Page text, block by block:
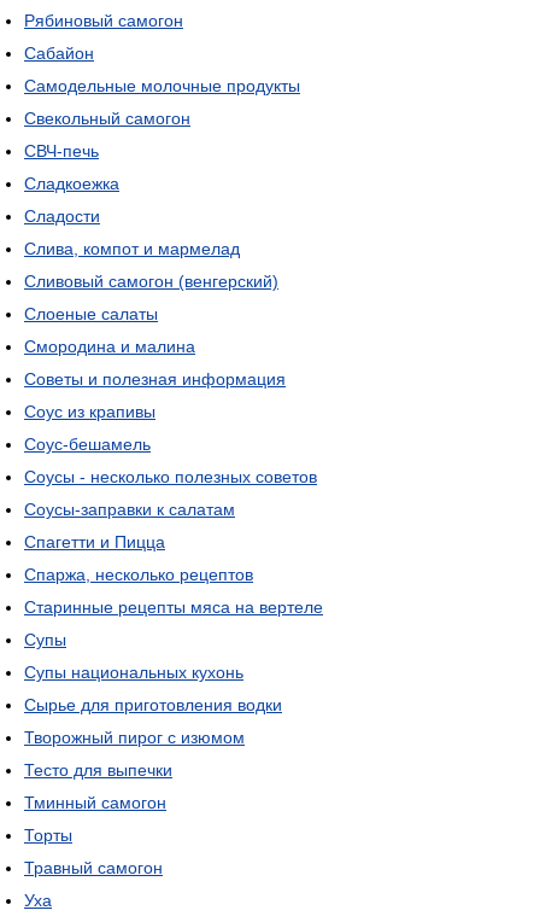
Рябиновый самогон
Сабайон
Самодельные молочные продукты
Свекольный самогон
СВЧ-печь
Сладкоежка
Сладости
Слива, компот и мармелад
Сливовый самогон (венгерский)
Слоеные салаты
Смородина и малина
Советы и полезная информация
Соус из крапивы
Соус-бешамель
Соусы - несколько полезных советов
Соусы-заправки к салатам
Спагетти и Пицца
Спаржа, несколько рецептов
Старинные рецепты мяса на вертеле
Супы
Супы национальных кухонь
Сырье для приготовления водки
Творожный пирог с изюмом
Тесто для выпечки
Тминный самогон
Торты
Травный самогон
Уха